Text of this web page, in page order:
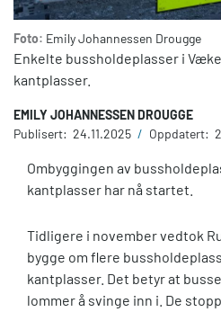
Foto: Emily Johannessen Drougge
Enkelte bussholdeplasser i
kantplasser.
EMILY JOHANNESSEN DROUGGE
Publisert: 24.11.2025 / Oppdatert:
Ombyggingen av
kantplasser har nå startet.
Tidligere i november vedtok
bygge om flere
kantplasser. Det betyr at
lommer å svinge inn i. De